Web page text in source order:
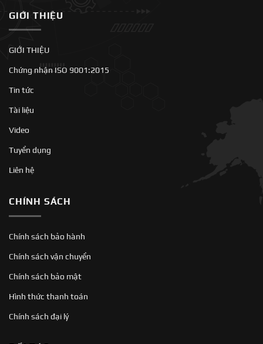
GIỚI THIỆU
GIỚI THIỆU
Chứng nhận ISO 9001:2015
Tin tức
Tài liệu
Video
Tuyển dụng
Liên hệ
CHÍNH SÁCH
Chính sách bảo hành
Chính sách vận chuyển
Chính sách bảo mật
Hình thức thanh toán
Chính sách đại lý